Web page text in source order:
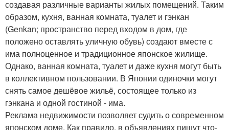
создавая различные варианты жилых помещений. Таким
образом, кухня, ванная комната, туалет и гэнкан
(Genkan; пространство перед входом в дом, где
положено оставлять уличную обувь) создают вместе с
има полноценное и традиционное японское жилище.
Однако, ванная комната, туалет и даже кухня могут быть
в коллективном пользовании. В Японии одиночки могут
снять самое дешёвое жильё, состоящее только из
гэнкана и одной гостиной - има.
Реклама недвижимости позволяет судить о современном
японском доме. Как правило, в объявлениях пишут что-